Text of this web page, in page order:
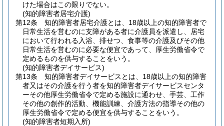
けた場合はこの限りでない。
(知的障害者居宅介護)
第12条
知的障害者居宅介護とは、18歳以上の知的障害者で
日常生活を営むのに支障がある者に介護員を派遣し、居宅
において行われる入浴、排せつ、食事等の介護及びその他
日常生活を営むのに必要な便宜であって、厚生労働省令で
定めるものを供与することをいう。
(知的障害者デイサービス)
第13条
知的障害者デイサービスとは、18歳以上の知的障害
者又はその介護を行う者を知的障害者デイサービスセンタ
ーその他厚生労働省令で定める施設に通わせ、手芸、工作
その他の創作的活動、機能訓練、介護方法の指導その他の
厚生労働省令で定める便宜を供与することをいう。
(知的障害者短期入所)